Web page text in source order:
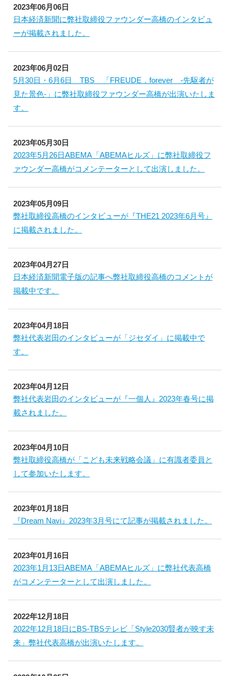
2023年06月06日
日本経済新聞に弊社取締役ファウンダー高橋のインタビュ
ーが掲載されました。
2023年06月02日
5月30日・6月6日 TBS 「FREUDE，forever ‐先駆者が
見た景色‐」に弊社取締役ファウンダー高橋が出演いたしま
す。
2023年05月30日
2023年5月26日ABEMA「ABEMAヒルズ」に弊社取締役フ
ァウンダー高橋がコメンテーターとして出演しました。
2023年05月09日
弊社取締役高橋のインタビューが『THE21 2023年6月号』
に掲載されました。
2023年04月27日
日本経済新聞電子版の記事へ弊社取締役高橋のコメントが
掲載中です。
2023年04月18日
弊社代表岩田のインタビューが「ジセダイ」に掲載中で
す。
2023年04月12日
弊社代表岩田のインタビューが『一個人』2023年春号に掲
載されました。
2023年04月10日
弊社取締役高橋が「こども未来戦略会議」に有識者委員と
して参加いたします。
2023年01月18日
『Dream Navi』2023年3月号にて記事が掲載されました。
2023年01月16日
2023年1月13日ABEMA「ABEMAヒルズ」に弊社代表高橋
がコメンテーターとして出演しました。
2022年12月18日
2022年12月18日にBS-TBSテレビ「Style2030賢者が映す未
来」弊社代表高橋が出演いたします。